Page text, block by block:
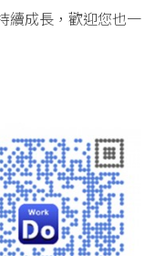
續成長，歡迎您也一